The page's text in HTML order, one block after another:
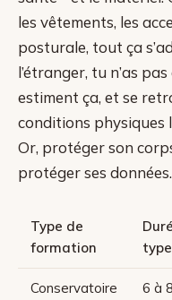
les vêtements, les
posturale, tout ça
l’étranger, tu n’as
estiment ça, et se
conditions physiques
Or, protéger son
protéger ses données.
Type de
formation
type
Conservatoire
6 à 8